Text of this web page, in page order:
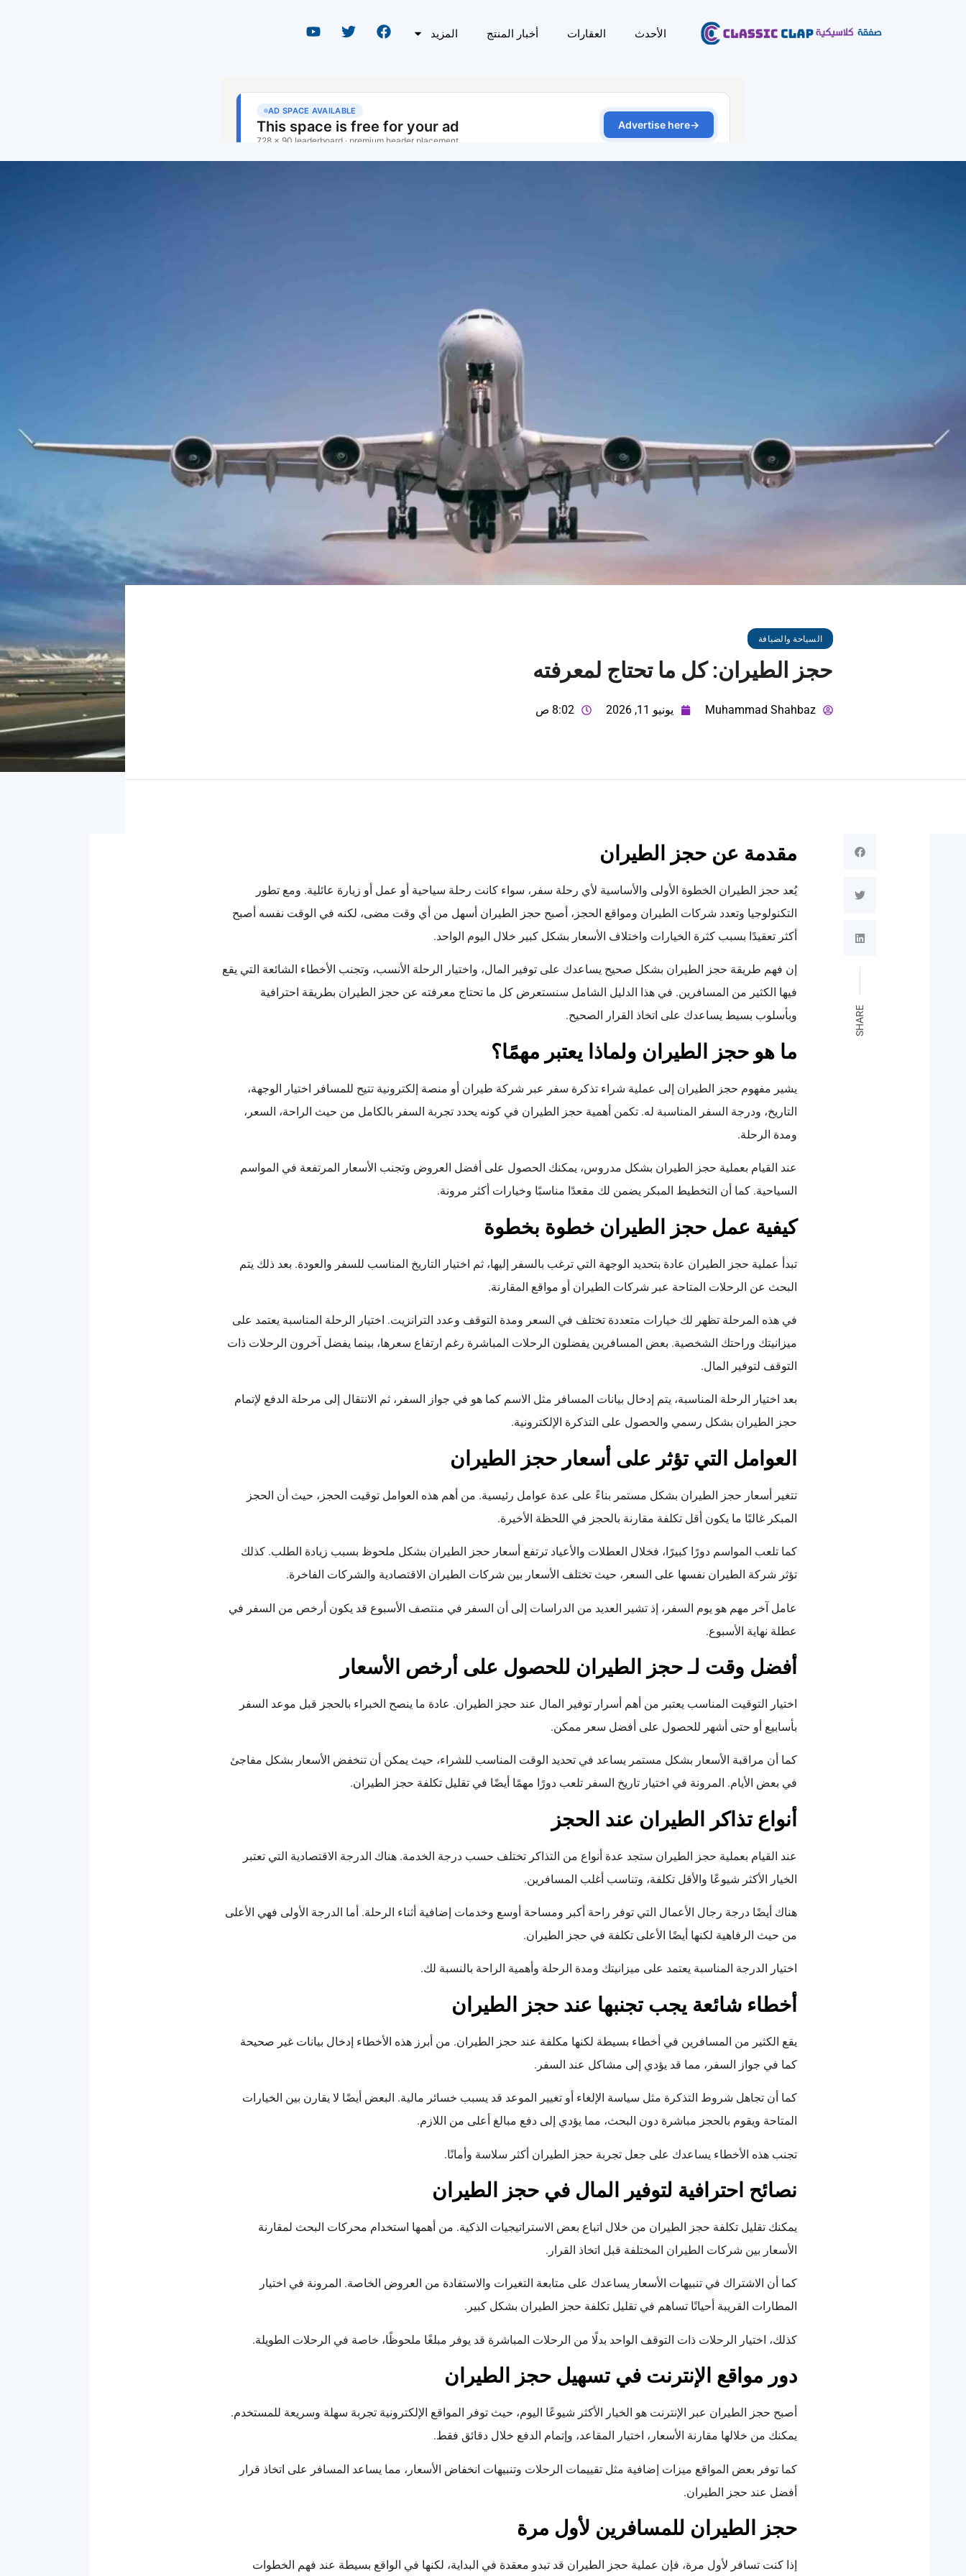
الأحدث العقارات أخبار المنتج المزيد
السياحة والضيافة
حجز الطيران: كل ما تحتاج لمعرفته
Muhammad Shahbaz يونيو 11, 2026 8:02 ص
SHARE
مقدمة عن حجز الطيران
يُعد حجز الطيران الخطوة الأولى والأساسية لأي رحلة سفر، سواء كانت رحلة سياحية أو عمل أو زيارة عائلية. ومع تطور
التكنولوجيا وتعدد شركات الطيران ومواقع الحجز، أصبح حجز الطيران أسهل من أي وقت مضى، لكنه في الوقت نفسه أصبح
أكثر تعقيدًا بسبب كثرة الخيارات واختلاف الأسعار بشكل كبير خلال اليوم الواحد.
إن فهم طريقة حجز الطيران بشكل صحيح يساعدك على توفير المال، واختيار الرحلة الأنسب، وتجنب الأخطاء الشائعة التي يقع
فيها الكثير من المسافرين. في هذا الدليل الشامل سنستعرض كل ما تحتاج معرفته عن حجز الطيران بطريقة احترافية
وبأسلوب بسيط يساعدك على اتخاذ القرار الصحيح.
ما هو حجز الطيران ولماذا يعتبر مهمًا؟
يشير مفهوم حجز الطيران إلى عملية شراء تذكرة سفر عبر شركة طيران أو منصة إلكترونية تتيح للمسافر اختيار الوجهة،
التاريخ، ودرجة السفر المناسبة له. تكمن أهمية حجز الطيران في كونه يحدد تجربة السفر بالكامل من حيث الراحة، السعر،
ومدة الرحلة.
عند القيام بعملية حجز الطيران بشكل مدروس، يمكنك الحصول على أفضل العروض وتجنب الأسعار المرتفعة في المواسم
السياحية. كما أن التخطيط المبكر يضمن لك مقعدًا مناسبًا وخيارات أكثر مرونة.
كيفية عمل حجز الطيران خطوة بخطوة
تبدأ عملية حجز الطيران عادة بتحديد الوجهة التي ترغب بالسفر إليها، ثم اختيار التاريخ المناسب للسفر والعودة. بعد ذلك يتم
البحث عن الرحلات المتاحة عبر شركات الطيران أو مواقع المقارنة.
في هذه المرحلة تظهر لك خيارات متعددة تختلف في السعر ومدة التوقف وعدد الترانزيت. اختيار الرحلة المناسبة يعتمد على
ميزانيتك وراحتك الشخصية. بعض المسافرين يفضلون الرحلات المباشرة رغم ارتفاع سعرها، بينما يفضل آخرون الرحلات ذات
التوقف لتوفير المال.
بعد اختيار الرحلة المناسبة، يتم إدخال بيانات المسافر مثل الاسم كما هو في جواز السفر، ثم الانتقال إلى مرحلة الدفع لإتمام
حجز الطيران بشكل رسمي والحصول على التذكرة الإلكترونية.
العوامل التي تؤثر على أسعار حجز الطيران
تتغير أسعار حجز الطيران بشكل مستمر بناءً على عدة عوامل رئيسية. من أهم هذه العوامل توقيت الحجز، حيث أن الحجز
المبكر غالبًا ما يكون أقل تكلفة مقارنة بالحجز في اللحظة الأخيرة.
كما تلعب المواسم دورًا كبيرًا، فخلال العطلات والأعياد ترتفع أسعار حجز الطيران بشكل ملحوظ بسبب زيادة الطلب. كذلك
تؤثر شركة الطيران نفسها على السعر، حيث تختلف الأسعار بين شركات الطيران الاقتصادية والشركات الفاخرة.
عامل آخر مهم هو يوم السفر، إذ تشير العديد من الدراسات إلى أن السفر في منتصف الأسبوع قد يكون أرخص من السفر في
عطلة نهاية الأسبوع.
أفضل وقت لـ حجز الطيران للحصول على أرخص الأسعار
اختيار التوقيت المناسب يعتبر من أهم أسرار توفير المال عند حجز الطيران. عادة ما ينصح الخبراء بالحجز قبل موعد السفر
بأسابيع أو حتى أشهر للحصول على أفضل سعر ممكن.
كما أن مراقبة الأسعار بشكل مستمر يساعد في تحديد الوقت المناسب للشراء، حيث يمكن أن تنخفض الأسعار بشكل مفاجئ
في بعض الأيام. المرونة في اختيار تاريخ السفر تلعب دورًا مهمًا أيضًا في تقليل تكلفة حجز الطيران.
أنواع تذاكر الطيران عند الحجز
عند القيام بعملية حجز الطيران ستجد عدة أنواع من التذاكر تختلف حسب درجة الخدمة. هناك الدرجة الاقتصادية التي تعتبر
الخيار الأكثر شيوعًا والأقل تكلفة، وتناسب أغلب المسافرين.
هناك أيضًا درجة رجال الأعمال التي توفر راحة أكبر ومساحة أوسع وخدمات إضافية أثناء الرحلة. أما الدرجة الأولى فهي الأعلى
من حيث الرفاهية لكنها أيضًا الأعلى تكلفة في حجز الطيران.
اختيار الدرجة المناسبة يعتمد على ميزانيتك ومدة الرحلة وأهمية الراحة بالنسبة لك.
أخطاء شائعة يجب تجنبها عند حجز الطيران
يقع الكثير من المسافرين في أخطاء بسيطة لكنها مكلفة عند حجز الطيران. من أبرز هذه الأخطاء إدخال بيانات غير صحيحة
كما في جواز السفر، مما قد يؤدي إلى مشاكل عند السفر.
كما أن تجاهل شروط التذكرة مثل سياسة الإلغاء أو تغيير الموعد قد يسبب خسائر مالية. البعض أيضًا لا يقارن بين الخيارات
المتاحة ويقوم بالحجز مباشرة دون البحث، مما يؤدي إلى دفع مبالغ أعلى من اللازم.
تجنب هذه الأخطاء يساعدك على جعل تجربة حجز الطيران أكثر سلاسة وأمانًا.
نصائح احترافية لتوفير المال في حجز الطيران
يمكنك تقليل تكلفة حجز الطيران من خلال اتباع بعض الاستراتيجيات الذكية. من أهمها استخدام محركات البحث لمقارنة
الأسعار بين شركات الطيران المختلفة قبل اتخاذ القرار.
كما أن الاشتراك في تنبيهات الأسعار يساعدك على متابعة التغيرات والاستفادة من العروض الخاصة. المرونة في اختيار
المطارات القريبة أحيانًا تساهم في تقليل تكلفة حجز الطيران بشكل كبير.
كذلك، اختيار الرحلات ذات التوقف الواحد بدلًا من الرحلات المباشرة قد يوفر مبلغًا ملحوظًا، خاصة في الرحلات الطويلة.
دور مواقع الإنترنت في تسهيل حجز الطيران
أصبح حجز الطيران عبر الإنترنت هو الخيار الأكثر شيوعًا اليوم، حيث توفر المواقع الإلكترونية تجربة سهلة وسريعة للمستخدم.
يمكنك من خلالها مقارنة الأسعار، اختيار المقاعد، وإتمام الدفع خلال دقائق فقط.
كما توفر بعض المواقع ميزات إضافية مثل تقييمات الرحلات وتنبيهات انخفاض الأسعار، مما يساعد المسافر على اتخاذ قرار
أفضل عند حجز الطيران.
حجز الطيران للمسافرين لأول مرة
إذا كنت تسافر لأول مرة، فإن عملية حجز الطيران قد تبدو معقدة في البداية، لكنها في الواقع بسيطة عند فهم الخطوات